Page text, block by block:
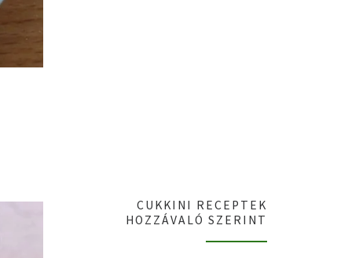
CUKKINI RECEPTEK
HOZZÁVALÓ SZERINT